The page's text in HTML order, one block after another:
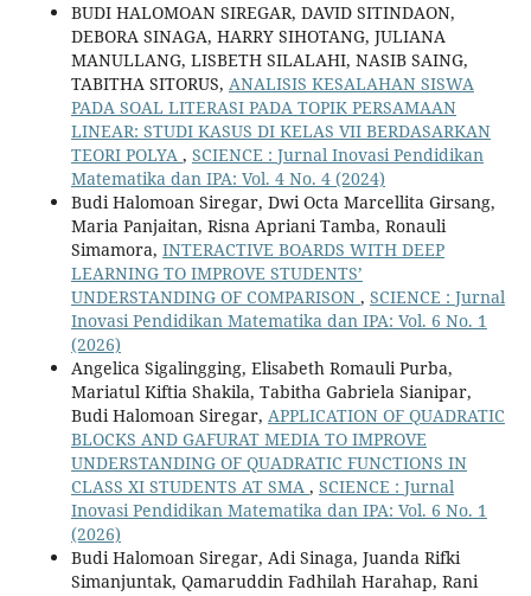
BUDI HALOMOAN SIREGAR, DAVID SITINDAON,
DEBORA SINAGA, HARRY SIHOTANG, JULIANA
MANULLANG, LISBETH SILALAHI, NASIB SAING,
TABITHA SITORUS, ANALISIS KESALAHAN SISWA
PADA SOAL LITERASI PADA TOPIK PERSAMAAN
LINEAR: STUDI KASUS DI KELAS VII BERDASARKAN
TEORI POLYA , SCIENCE : Jurnal Inovasi Pendidikan
Matematika dan IPA: Vol. 4 No. 4 (2024)
Budi Halomoan Siregar, Dwi Octa Marcellita Girsang,
Maria Panjaitan, Risna Apriani Tamba, Ronauli
Simamora, INTERACTIVE BOARDS WITH DEEP
LEARNING TO IMPROVE STUDENTS’
UNDERSTANDING OF COMPARISON , SCIENCE : Jurnal
Inovasi Pendidikan Matematika dan IPA: Vol. 6 No. 1
(2026)
Angelica Sigalingging, Elisabeth Romauli Purba,
Mariatul Kiftia Shakila, Tabitha Gabriela Sianipar,
Budi Halomoan Siregar, APPLICATION OF QUADRATIC
BLOCKS AND GAFURAT MEDIA TO IMPROVE
UNDERSTANDING OF QUADRATIC FUNCTIONS IN
CLASS XI STUDENTS AT SMA , SCIENCE : Jurnal
Inovasi Pendidikan Matematika dan IPA: Vol. 6 No. 1
(2026)
Budi Halomoan Siregar, Adi Sinaga, Juanda Rifki
Simanjuntak, Qamaruddin Fadhilah Harahap, Rani